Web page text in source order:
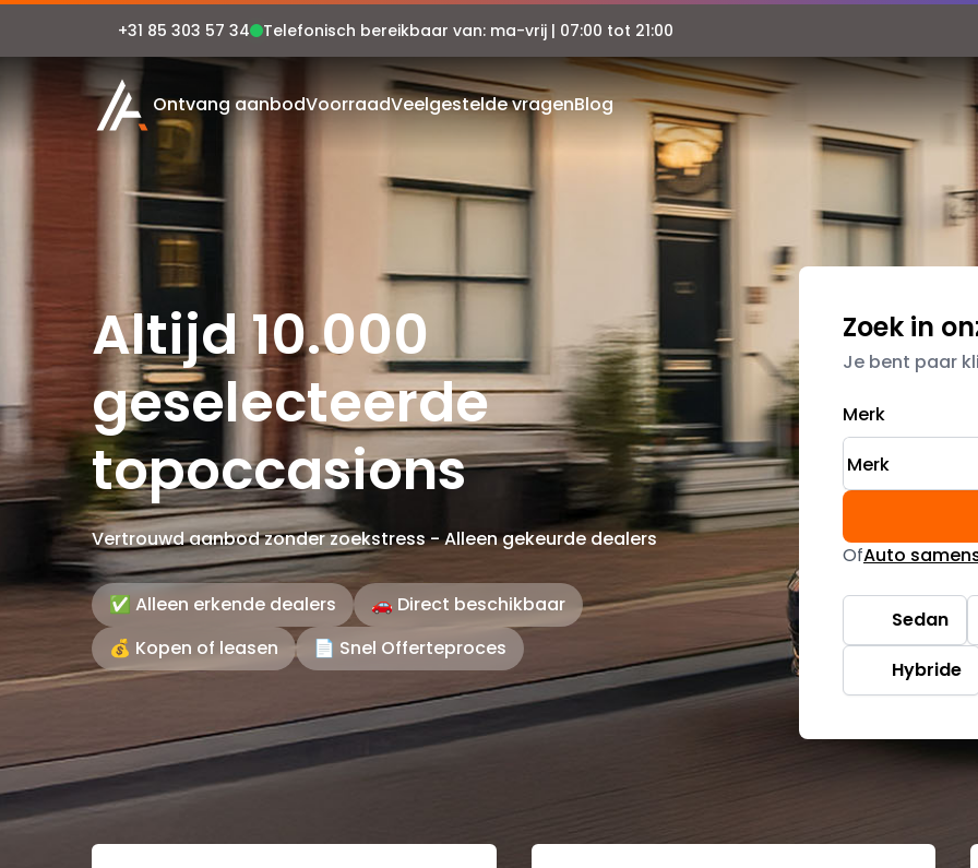
+31 85 303 57 34 Telefonisch bereikbaar van: ma-vrij | 07:00 tot 21:00
Auto Atlas
Ontvang aanbodVoorraadVeelgestelde vragenBlog
Altijd 10.000
geselecteerde
topoccasions
Vertrouwd aanbod zonder zoekstress - Alleen gekeurde dealers
✅ Alleen erkende dealers
🚗 Direct beschikbaar
💰 Kopen of leasen
📄 Snel Offerteproces
Zoek in
Je bent paar
Merk
OfAuto
Sedan
Hybride